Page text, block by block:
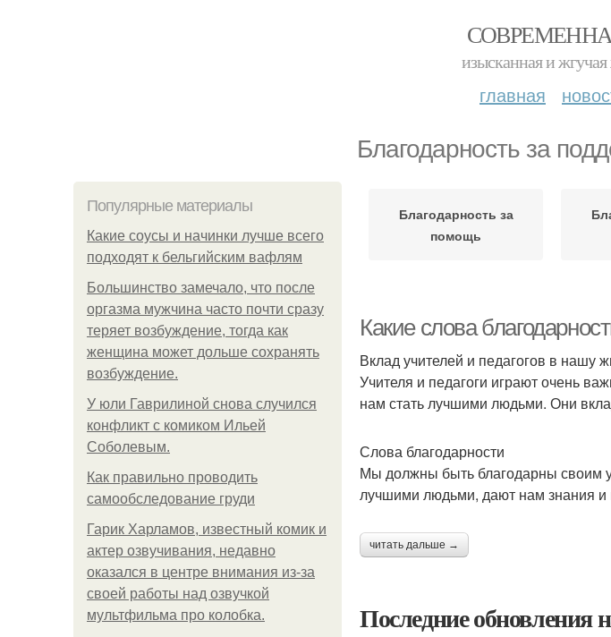
изысканная и
главная
Благодарность за
Популярные материалы
Какие соусы и начинки лучше всего
подходят к бельгийским вафлям
Большинство замечало, что после
оргазма мужчина часто почти сразу
теряет возбуждение, тогда как
женщина может дольше сохранять
возбуждение.
У юли Гаврилиной снова случился
конфликт с комиком Ильей
Соболевым.
Как правильно проводить
самообследование груди
Гарик Харламов, известный комик и
актер озвучивания, недавно
оказался в центре внимания из-за
своей работы над озвучкой
мультфильма про колобка.
Благодарность за
помощь
Какие слова
Вклад учителей и педагогов в нашу
Учителя и педагоги играют очень
нам стать лучшими людьми. Они
Слова благодарности
Мы должны быть благодарны своим
лучшими людьми, дают нам знания
читать дальше →
Последние обновления